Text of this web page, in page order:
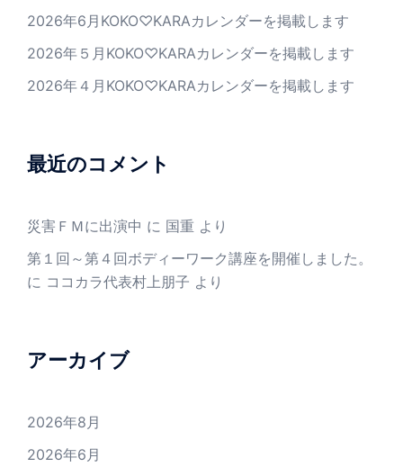
2026年6月KOKO♡KARAカレンダーを掲載します
2026年５月KOKO♡KARAカレンダーを掲載します
2026年４月KOKO♡KARAカレンダーを掲載します
最近のコメント
災害ＦＭに出演中 に 国重 より
第１回～第４回ボディーワーク講座を開催しました。
に ココカラ代表村上朋子 より
アーカイブ
2026年8月
2026年6月